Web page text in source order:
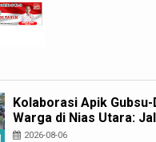
Kolaborasi Apik Gubsu-
Warga di Nias Utara:
Tahun Akhirnya
2026-08-06